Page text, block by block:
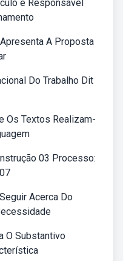
é Responsável
A Proposta
Do Trabalho Dit
Os Textos Realizam-
03 Processo:
Acerca Do
O Substantivo